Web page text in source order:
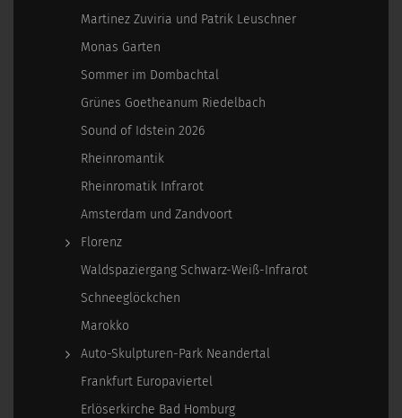
Martinez Zuviria und Patrik Leuschner
Monas Garten
Sommer im Dombachtal
Grünes Goetheanum Riedelbach
Sound of Idstein 2026
Rheinromantik
Rheinromatik Infrarot
Amsterdam und Zandvoort
Florenz
Waldspaziergang Schwarz-Weiß-Infrarot
Schneeglöckchen
Marokko
Auto-Skulpturen-Park Neandertal
Frankfurt Europaviertel
Erlöserkirche Bad Homburg